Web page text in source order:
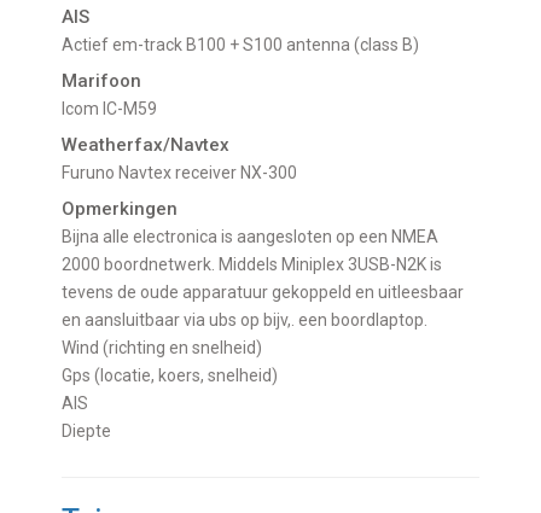
AIS
Actief em-track B100 + S100 antenna (class B)
Marifoon
Icom IC-M59
Weatherfax/Navtex
Furuno Navtex receiver NX-300
Opmerkingen
Bijna alle electronica is aangesloten op een NMEA
2000 boordnetwerk. Middels Miniplex 3USB-N2K is
tevens de oude apparatuur gekoppeld en uitleesbaar
en aansluitbaar via ubs op bijv,. een boordlaptop.
Wind (richting en snelheid)
Gps (locatie, koers, snelheid)
AIS
Diepte